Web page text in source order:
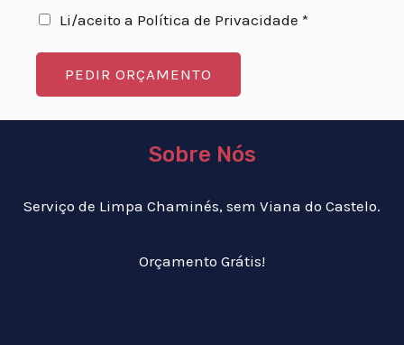
Li/aceito a Política de Privacidade *
PEDIR ORÇAMENTO
Sobre Nós
Serviço de Limpa Chaminés, sem Viana do Castelo.
Orçamento Grátis!